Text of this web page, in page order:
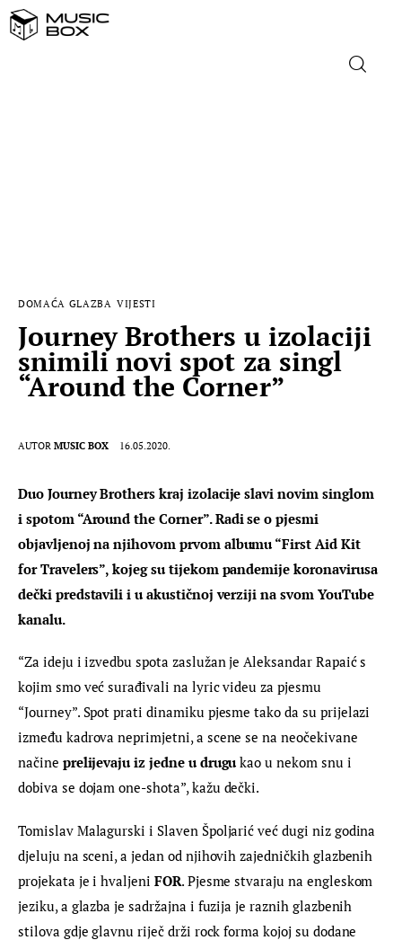
MUSIC BOX
DOMAĆA GLAZBA VIJESTI
Journey Brothers u izolaciji
snimili novi spot za singl
“Around the Corner”
AUTOR MUSIC BOX 16.05.2020.
Duo Journey Brothers kraj izolacije slavi novim singlom
i spotom “Around the Corner”. Radi se o pjesmi
objavljenoj na njihovom prvom albumu “First Aid Kit
for Travelers”, kojeg su tijekom pandemije koronavirusa
dečki predstavili i u akustičnoj verziji na svom YouTube
kanalu.
“Za ideju i izvedbu spota zaslužan je Aleksandar Rapaić s
kojim smo već surađivali na lyric videu za pjesmu
“Journey”. Spot prati dinamiku pjesme tako da su prijelazi
između kadrova neprimjetni, a scene se na neočekivane
načine prelijevaju iz jedne u drugu kao u nekom snu i
dobiva se dojam one-shota”, kažu dečki.
Tomislav Malagurski i Slaven Špoljarić već dugi niz godina
djeluju na sceni, a jedan od njihovih zajedničkih glazbenih
projekata je i hvaljeni FOR. Pjesme stvaraju na engleskom
jeziku, a glazba je sadržajna i fuzija je raznih glazbenih
stilova gdje glavnu riječ drži rock forma kojoj su dodane